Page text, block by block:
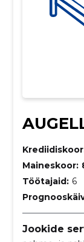
Maineskoor:
Töötajaid: 6
Jookide